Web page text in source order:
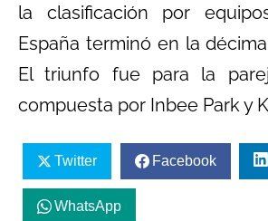
la clasificación por
España terminó en la
El triunfo fue para la
compuesta por Inbee Park y
Twitter Facebook
WhatsApp